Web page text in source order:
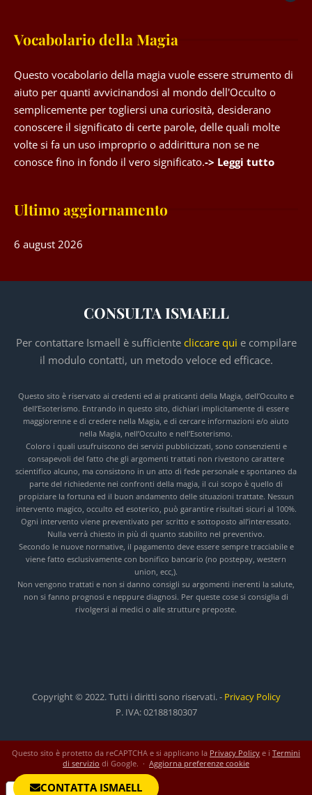
Vocabolario della Magia
Questo vocabolario della magia vuole essere strumento di
aiuto per quanti avvicinandosi al mondo dell'Occulto o
semplicemente per togliersi una curiosità, desiderano
conoscere il significato di certe parole, delle quali molte
volte si fa un uso improprio o addirittura non se ne
conosce fino in fondo il vero significato.-> Leggi tutto
Ultimo aggiornamento
6 august 2026
CONSULTA ISMAELL
Per contattare Ismaell è sufficiente cliccare qui e compilare
il modulo contatti, un metodo veloce ed efficace.
Questo sito è riservato ai credenti ed ai praticanti della Magia, dell’Occulto e
dell’Esoterismo. Entrando in questo sito, dichiari implicitamente di essere
maggiorenne e di credere nella Magia, e di cercare informazioni e/o aiuto
nella Magia, nell’Occulto e nell’Esoterismo.
Coloro i quali usufruiscono dei servizi pubblicizzati, sono consenzienti e
consapevoli del fatto che gli argomenti trattati non rivestono carattere
scientifico alcuno, ma consistono in un atto di fede personale e spontaneo da
parte del richiedente nei confronti della magia, il cui scopo è quello di
propiziare la fortuna ed il buon andamento delle situazioni trattate. Nessun
intervento magico, occulto ed esoterico, può garantire risultati sicuri al 100%.
Ogni intervento viene preventivato per scritto e sottoposto all’interessato.
Nulla verrà chiesto in più di quanto stabilito nel preventivo.
Secondo le nuove normative, il pagamento deve essere sempre tracciabile e
viene fatto esclusivamente con bonifico bancario (no postepay, western
union, ecc,).
Non vengono trattati e non si danno consigli su argomenti inerenti la salute,
non si fanno prognosi e neppure diagnosi. Per queste cose si consiglia di
rivolgersi ai medici o alle strutture preposte.
Copyright © 2022. Tutti i diritti sono riservati. - Privacy Policy
P. IVA: 02188180307
Questo sito è protetto da reCAPTCHA e si applicano la Privacy Policy e i Termini
di servizio di Google. · Aggiorna preferenze cookie
Informativa sulla raccolta
CONTATTA ISMAELL